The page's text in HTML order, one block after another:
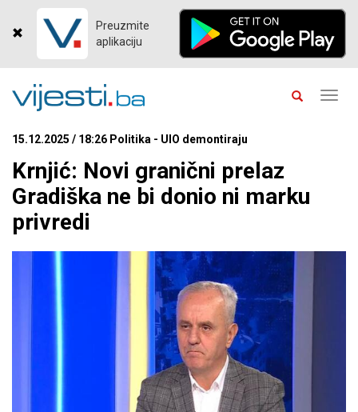
Preuzmite
aplikaciju
15.12.2025 / 18:26 Politika - UIO demontiraju
Krnjić: Novi granični prelaz
Gradiška ne bi donio ni marku
privredi